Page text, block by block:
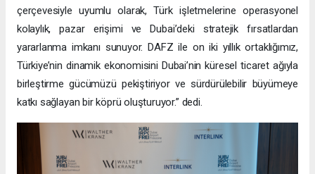
çerçevesiyle uyumlu olarak, Türk işletmelerine operasyonel
kolaylık, pazar erişimi ve Dubai’deki stratejik fırsatlardan
yararlanma imkanı sunuyor. DAFZ ile on iki yıllık ortaklığımız,
Türkiye’nin dinamik ekonomisini Dubai’nin küresel ticaret ağıyla
birleştirme gücümüzü pekiştiriyor ve sürdürülebilir büyümeye
katkı sağlayan bir köprü oluşturuyor.” dedi.